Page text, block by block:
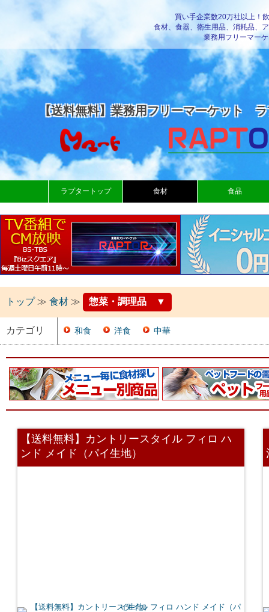
買い手企業数20万社以上！
食材、食器、衛生用品、消耗品、
業務用フリーマー
【送料無料】業務用フリーマーケット
ラプタートップ 食材 食品
トップ≫ 食材 ≫ 惣菜・調理品 ▼
カテゴリ 和食 洋食 中華
【送料無料】カントリースタイル フィロ ハ
ンド メイド（パイ生地）